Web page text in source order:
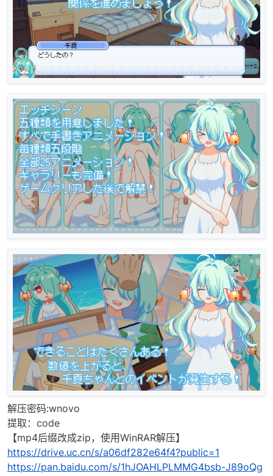
解压密码:wnovo
提取：code
【mp4后缀改成zip，使用WinRAR解压】
https://drive.uc.cn/s/a06df282e64f4?public=1
https://pan.baidu.com/s/1hJOAHLPLMMG4bsb-J89oQg